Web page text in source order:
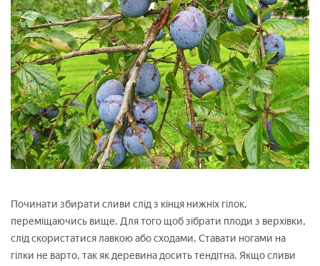
Починати збирати сливи слід з кінця нижніх гілок,
переміщаючись вище. Для того щоб зібрати плоди з верхівки,
слід скористатися лавкою або сходами. Ставати ногами на
гілки не варто, так як деревина досить тендітна. Якщо сливи